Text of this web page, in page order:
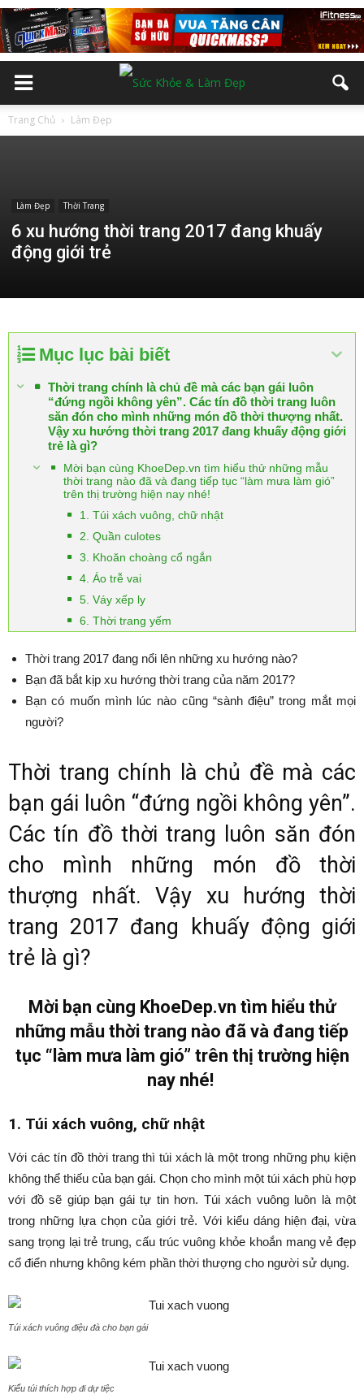
Trang Chủ Làm Đẹp
Làm Đẹp Thời Trang
6 xu hướng thời trang 2017 đang khuấy
động giới trẻ
Mục lục bài biết
Thời trang chính là chủ đề mà các bạn gái luôn
“đứng ngồi không yên”. Các tín đồ thời trang luôn
săn đón cho mình những món đồ thời thượng nhất.
Vậy xu hướng thời trang 2017 đang khuấy động giới
trẻ là gì?
Mời bạn cùng KhoeDep.vn tìm hiểu thử những mẫu
thời trang nào đã và đang tiếp tục “làm mưa làm gió”
trên thị trường hiện nay nhé!
1. Túi xách vuông, chữ nhật
2. Quần culotes
3. Khoăn choàng cổ ngắn
4. Áo trễ vai
5. Váy xếp ly
6. Thời trang yếm
Thời trang 2017 đang nổi lên những xu hướng nào?
Bạn đã bắt kịp xu hướng thời trang của năm 2017?
Bạn có muốn mình lúc nào cũng “sành điệu” trong mắt mọi
người?
Thời trang chính là chủ đề mà các
bạn gái luôn “đứng ngồi không yên”.
Các tín đồ thời trang luôn săn đón
cho mình những món đồ thời
thượng nhất. Vậy xu hướng thời
trang 2017 đang khuấy động giới
trẻ là gì?
Mời bạn cùng KhoeDep.vn tìm hiểu thử
những mẫu thời trang nào đã và đang tiếp
tục “làm mưa làm gió” trên thị trường hiện
nay nhé!
1. Túi xách vuông, chữ nhật
Với các tín đồ thời trang thì túi xách là một trong những phụ kiện
không thể thiếu của bạn gái. Chọn cho mình một túi xách phù hợp
với đồ sẽ giúp bạn gái tự tin hơn. Túi xách vuông luôn là một
trong những lựa chọn của giới trẻ. Với kiểu dáng hiện đại, vừa
sang trọng lại trẻ trung, cấu trúc vuông khỏe khoắn mang vẻ đẹp
cổ điển nhưng không kém phần thời thượng cho người sử dụng.
Túi xách vuông điệu đà cho bạn gái
Kiểu túi thích hợp đi dự tiệc